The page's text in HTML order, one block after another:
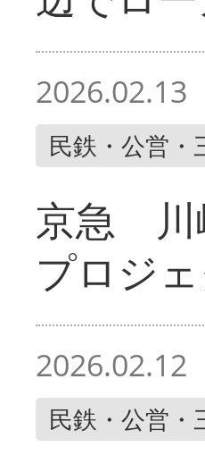
2026.02.13
民鉄・公営・
京急 川
プロジ
2026.02.12
民鉄・公営・